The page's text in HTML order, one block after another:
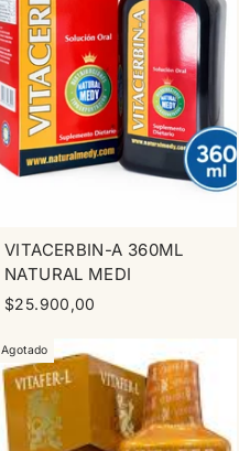
VITACERBIN-A 360ML
NATURAL MEDI
$25.900,00
Agotado